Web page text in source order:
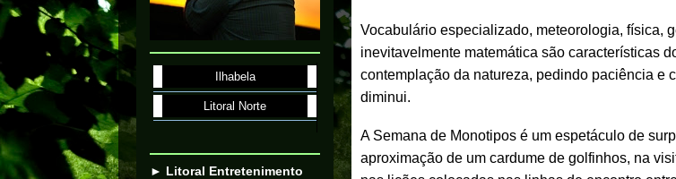
Vocabulário especializado, meteorologia, física,
inevitavelmente matemática são características
contemplação da natureza, pedindo paciência e
diminui.
A Semana de Monotipos é um espetáculo de
aproximação de um cardume de golfinhos, na
Ilhabela
Litoral Norte
► Litoral Entretenimento